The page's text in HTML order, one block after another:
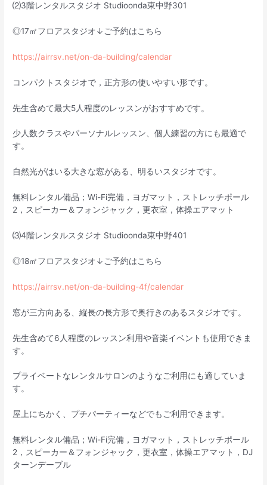
⑵3階レンタルスタジオ Studioonda東中野301
◎17㎡フロアスタジオ↓ご予約はこちら
https://airrsv.net/on-da-building/calendar
コンパクトスタジオで，正方形の使いやすい形です。
先生含めて最大5人程度のレッスンがおすすめです。
少人数クラスやパーソナルレッスン、個人練習の方にも最適で
す。
自然光がはいる大きな窓がある、明るいスタジオです。
無料レンタル備品；Wi-Fi完備，ヨガマット，ストレッチポール
2，スピーカー＆フォンジャック，更衣室，体操エアマット
⑶4階レンタルスタジオ Studioonda東中野401
◎18㎡フロアスタジオ↓ご予約はこちら
https://airrsv.net/on-da-building-4f/calendar
窓が三方向ある、縦長の長方形で奥行きのあるスタジオです。
先生含めて6人程度のレッスン利用や音楽イベントも使用できま
す。
プライベートなレンタルサロンのようなご利用にも適していま
す。
屋上にちかく、プチパーティーなどでもご利用できます。
無料レンタル備品；Wi-Fi完備，ヨガマット，ストレッチポール
2，スピーカー＆フォンジャック，更衣室，体操エアマット，DJ
ターンデーブル